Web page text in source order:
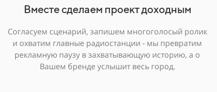
Вместе сделаем проект доходным
Согласуем сценарий, запишем многоголосый ролик
и охватим главные радиостанции - мы превратим
рекламную паузу в захватывающую историю, а о
Вашем бренде услышит весь город.